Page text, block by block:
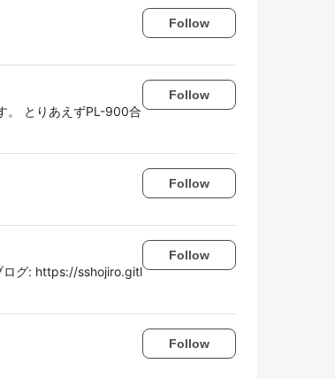
Follow
。 とりあえずPL-900合
Follow
Follow
グ: https://sshojiro.gitl
Follow
Follow